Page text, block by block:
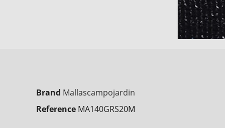
Brand Mallascampojardin
Reference MA140GRS20M